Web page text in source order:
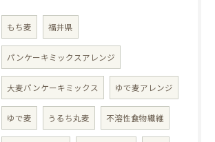
もち麦 福井県
パンケーキミックスアレンジ
大麦パンケーキミックス ゆで麦アレンジ
ゆで麦 うるち丸麦 不溶性食物繊維